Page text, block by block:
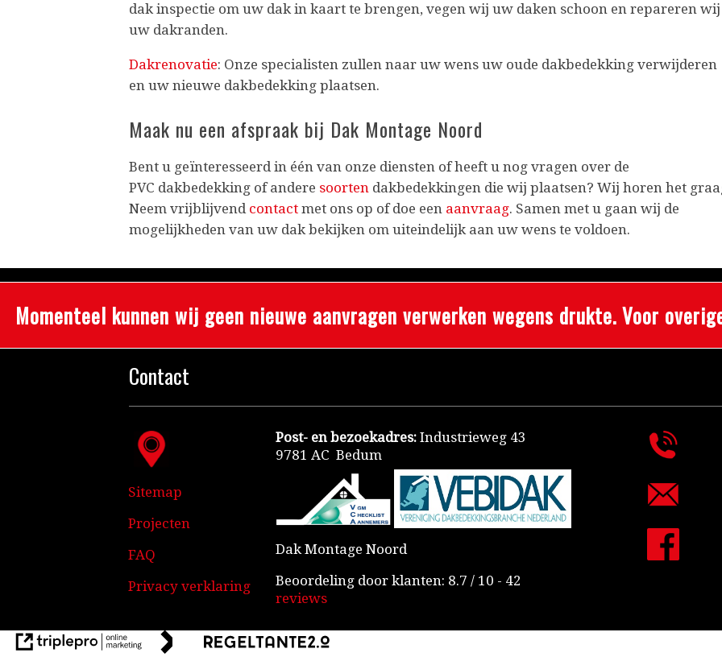
dak inspectie om uw dak in kaart te brengen, vegen wij uw daken schoon en repareren wij
uw dakranden.
Dakrenovatie: Onze specialisten zullen naar uw wens uw oude dakbedekking verwijderen
en uw nieuwe dakbedekking plaatsen.
Maak nu een afspraak bij Dak Montage Noord
Bent u geïnteresseerd in één van onze diensten of heeft u nog vragen over de
PVC dakbedekking of andere soorten dakbedekkingen die wij plaatsen? Wij horen het
Neem vrijblijvend contact met ons op of doe een aanvraag. Samen met u gaan wij de
mogelijkheden van uw dak bekijken om uiteindelijk aan uw wens te voldoen.
kunnen wij geen nieuwe aanvragen verwerken wegens drukte. Voor
Sitemap
Projecten
FAQ
Privacy verklaring
Post- en bezoekadres: Industrieweg 43
9781 AC Bedum
Dak Montage Noord
Beoordeling door klanten: 8.7 / 10 - 42
reviews
Contact